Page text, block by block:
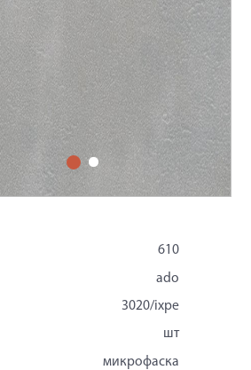
610
ado
3020/ixpe
шт
микрофаска